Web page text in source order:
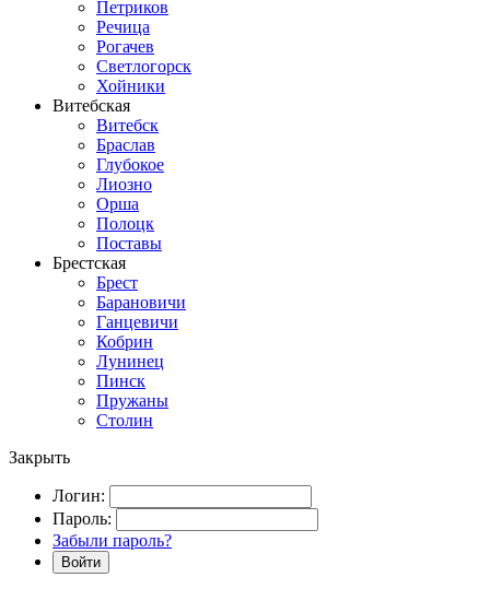
Петриков
Речица
Рогачев
Светлогорск
Хойники
Витебская
Витебск
Браслав
Глубокое
Лиозно
Орша
Полоцк
Поставы
Брестская
Брест
Барановичи
Ганцевичи
Кобрин
Лунинец
Пинск
Пружаны
Столин
Закрыть
Логин:
Пароль:
Забыли пароль?
Войти